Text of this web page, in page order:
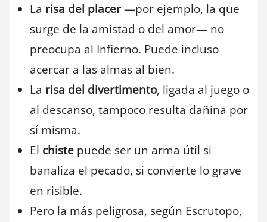
La risa del placer—por ejemplo, la que
surge de la amistad o del amor— no
preocupa al Infierno. Puede incluso
acercar a las almas al bien.
La risa del divertimento, ligada al juego o
al descanso, tampoco resulta dañina por
sí misma.
El chiste puede ser un arma útil si
banaliza el pecado, si convierte lo grave
en risible.
Pero la más peligrosa, según Escrutopo,